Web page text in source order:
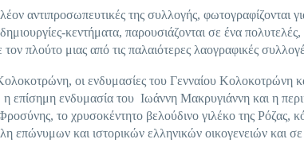
αντιπροσωπευτικές της συλλογής, φωτογραφίζονται
κεντήματα, παρουσιάζονται σε ένα
πλούτο μιας από τις παλαιότερες λαογραφικές
οι ενδυμασίες του Γενναίου Κολοκοτρώνη
ενδυμασία του Ιωάννη Μακρυγιάννη και η
το χρυσοκέντητο βελούδινο γιλέκο της Ρόζας,
επώνυμων και ιστορικών ελληνικών οικογενειών και